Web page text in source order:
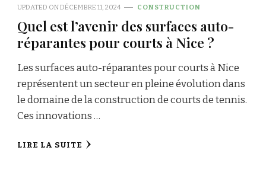
UPDATED ONDÉCEMBRE 11, 2024 CONSTRUCTION
Quel est l’avenir des surfaces auto-
réparantes pour courts à Nice ?
Les surfaces auto-réparantes pour courts à Nice
représentent un secteur en pleine évolution dans
le domaine de la construction de courts de tennis.
Ces innovations …
LIRE LA SUITE